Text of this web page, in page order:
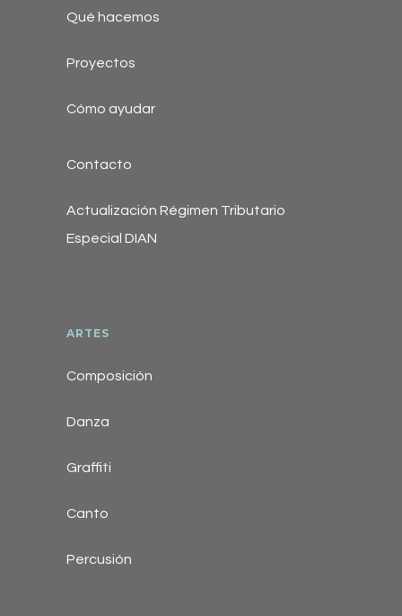
Qué hacemos
Proyectos
Cómo ayudar
Contacto
Actualización Régimen Tributario
Especial DIAN
ARTES
Composición
Danza
Graffiti
Canto
Percusión